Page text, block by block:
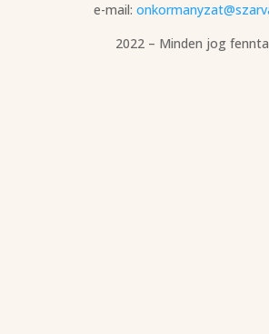
e-mail:
2022 – Minden jog